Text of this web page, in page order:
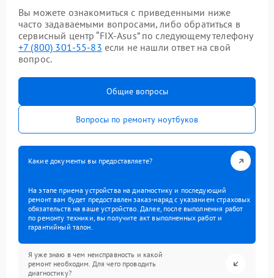
Вы можете ознакомиться с приведенными ниже
часто задаваемыми вопросами, либо обратиться в
сервисный центр “FIX-Asus” по следующему телефону
+7 (800) 301-55-83 если не нашли ответ на свой
вопрос.
Общие вопросы
Вопросы по ремонту ноутбуков
Какие документы вы предоставляете?
На этапе приема устройства на диагностику и последующий
ремонт вам будет предоставлен заказ-наряд с указанием страховых
обязательств на ваше устройство. Далее, после выполнения работ
по ремонту техники, вы получите акт выполненных работ и
гарантийный талон.
Я уже знаю в чем неисправность и какой
ремонт необходим. Для чего проводить
диагностику?